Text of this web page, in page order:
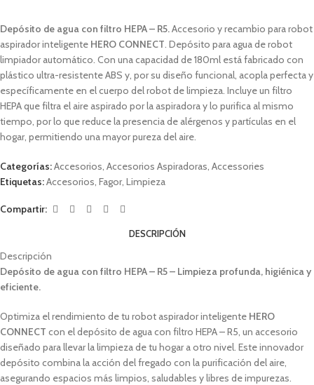
Depósito de agua con filtro HEPA – R5.Accesorio y recambio para robot
aspirador inteligente HERO CONNECT . Depósito para aguade robot
limpiador automático. Con una capacidad de180ml está fabricado con
plástico ultra-resistenteABS y, por su diseño funcional, acopla perfecta y
específicamente en el cuerpo del robot de limpieza . Incluye un filtro
HEPAque filtra el aire aspirado por la aspiradora y lo purifica al mismo
tiempo, por lo que reduce la presencia de alérgenos y partículas en el
hogar, permitiendo una mayor pureza del aire.
Categorías:Accesorios Accesorios Aspiradoras Accessories
Etiquetas:Accesorios Fagor, Limpieza
Compartir:
DESCRIPCIÓN
Descripción
Depósito de agua con filtro HEPA – R5 – Limpieza profunda, higiénica y
eficiente.
Optimiza el rendimiento de tu robot aspirador inteligente HERO
CONNECT con el depósito de agua con filtro HEPA – R5, un accesorio
diseñado para llevar la limpieza de tu hogar a otro nivel. Este innovador
depósito combina la acción del fregado con la purificación del aire,
asegurando espacios más limpios, saludables y libres de impurezas.